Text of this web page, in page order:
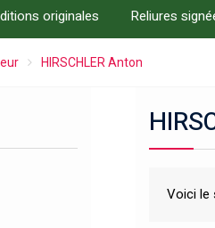
originales Reliures
HIRSCHLER Anton
Voici le